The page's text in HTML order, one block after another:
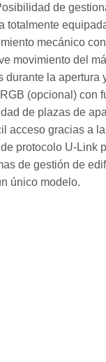
de
totalmente
mecánico
movimiento del
durante la apertura
(opcional) con
de plazas de
acceso gracias a
protocolo U-Link
de gestión de
único modelo.